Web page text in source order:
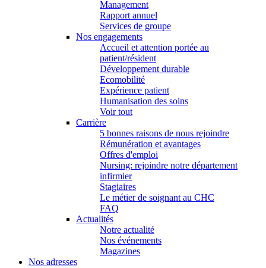
Management
Rapport annuel
Services de groupe
Nos engagements
Accueil et attention portée au
patient/résident
Développement durable
Ecomobilité
Expérience patient
Humanisation des soins
Voir tout
Carrière
5 bonnes raisons de nous rejoindre
Rémunération et avantages
Offres d'emploi
Nursing: rejoindre notre département
infirmier
Stagiaires
Le métier de soignant au CHC
FAQ
Actualités
Notre actualité
Nos événements
Magazines
Nos adresses